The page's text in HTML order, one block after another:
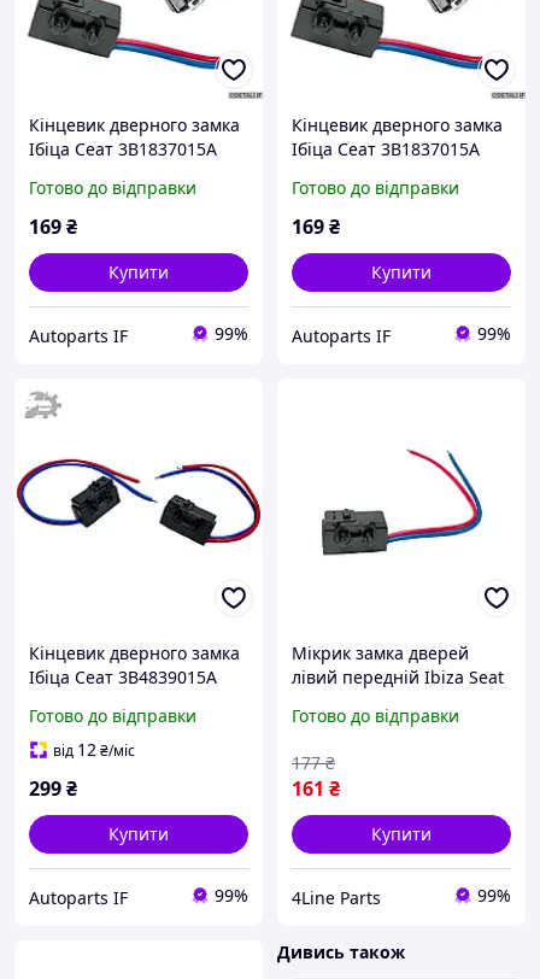
Кінцевик дверного замка
Ібіца Сеат 3B1837015A
7L0839015D лівий
передній
Готово до відправки
169₴
Купити
Autoparts IF 99%
Кінцевик дверного замка
Ібіца Сеат 3B1837015A
7L0839015D лівий задній
Готово до відправки
169₴
Купити
Autoparts IF 99%
Кінцевик дверного замка
Ібіца Сеат 3B4839015A
7L0839015 лівий правий
Готово до відправки
від 12₴/міс
299₴
Купити
Autoparts IF 99%
Мікрик замка дверей
лівий передній Ibiza Seat
3B1837015A 3B4839015A
Готово до відправки
161 ₴
177 ₴
Купити
4Line Parts 99%
Дивись також